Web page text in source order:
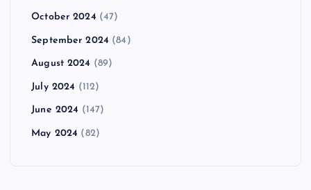
October 2024 (47)
September 2024 (84)
August 2024 (89)
July 2024 (112)
June 2024 (147)
May 2024 (82)